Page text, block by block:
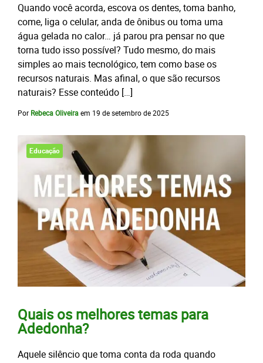
Quando você acorda, escova os dentes, toma banho,
come, liga o celular, anda de ônibus ou toma uma
água gelada no calor… já parou pra pensar no que
torna tudo isso possível? Tudo mesmo, do mais
simples ao mais tecnológico, tem como base os
recursos naturais. Mas afinal, o que são recursos
naturais? Esse conteúdo […]
Por Rebeca Oliveiraem 19 de setembro de 2025
Educação
Quais os melhores temas para
Adedonha?
Aquele silêncio que toma conta da roda quando